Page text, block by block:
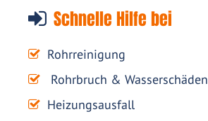
Schnelle Hilfe bei
Rohrreinigung
Rohrbruch & Wasserschäden
Heizungsausfall